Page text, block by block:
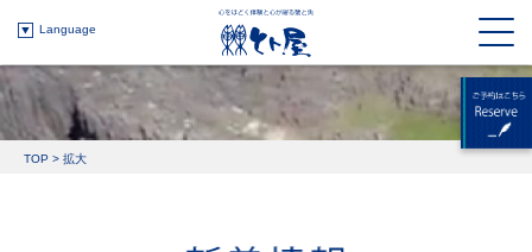
Language
TOP > 拡大